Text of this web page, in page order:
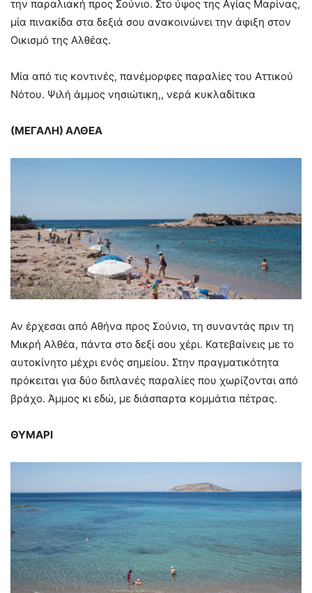
την παραλιακή προς Σούνιο. Στο ύψος της Αγίας Μαρίνας,
μία πινακίδα στα δεξιά σου ανακοινώνει την άφιξη στον
Οικισμό της Αλθέας.
Μία από τις κοντινές, πανέμορφες παραλίες του Αττικού
Νότου. Ψιλή άμμος νησιώτικη,, νερά κυκλαδίτικα
(ΜΕΓΑΛΗ) ΑΛΘΕΑ
Αν έρχεσαι από Αθήνα προς Σούνιο, τη συναντάς πριν τη
Μικρή Αλθέα, πάντα στο δεξί σου χέρι. Κατεβαίνεις με το
αυτοκίνητο μέχρι ενός σημείου. Στην πραγματικότητα
πρόκειται για δύο διπλανές παραλίες που χωρίζονται από
βράχο. Άμμος κι εδώ, με διάσπαρτα κομμάτια πέτρας.
ΘΥΜΑΡΙ